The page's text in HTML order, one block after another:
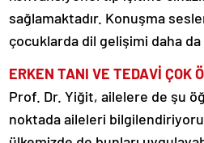
sağlamaktadır. Konuşma
çocuklarda dil gelişimi daha da
ERKEN TANI VE TEDAVİ ÇOK
Prof. Dr. Yiğit, ailelere de şu
noktada aileleri